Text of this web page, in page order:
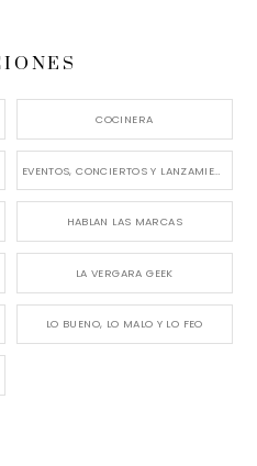
COCINERA
EVENTOS, CONCIERTOS Y LANZAMIENTOS
HABLAN LAS MARCAS
LA VERGARA GEEK
LO BUENO, LO MALO Y LO FEO